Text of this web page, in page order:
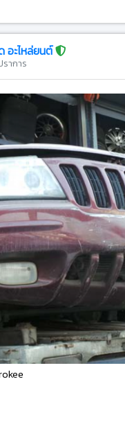
อะไหล่ยนต์
าการ